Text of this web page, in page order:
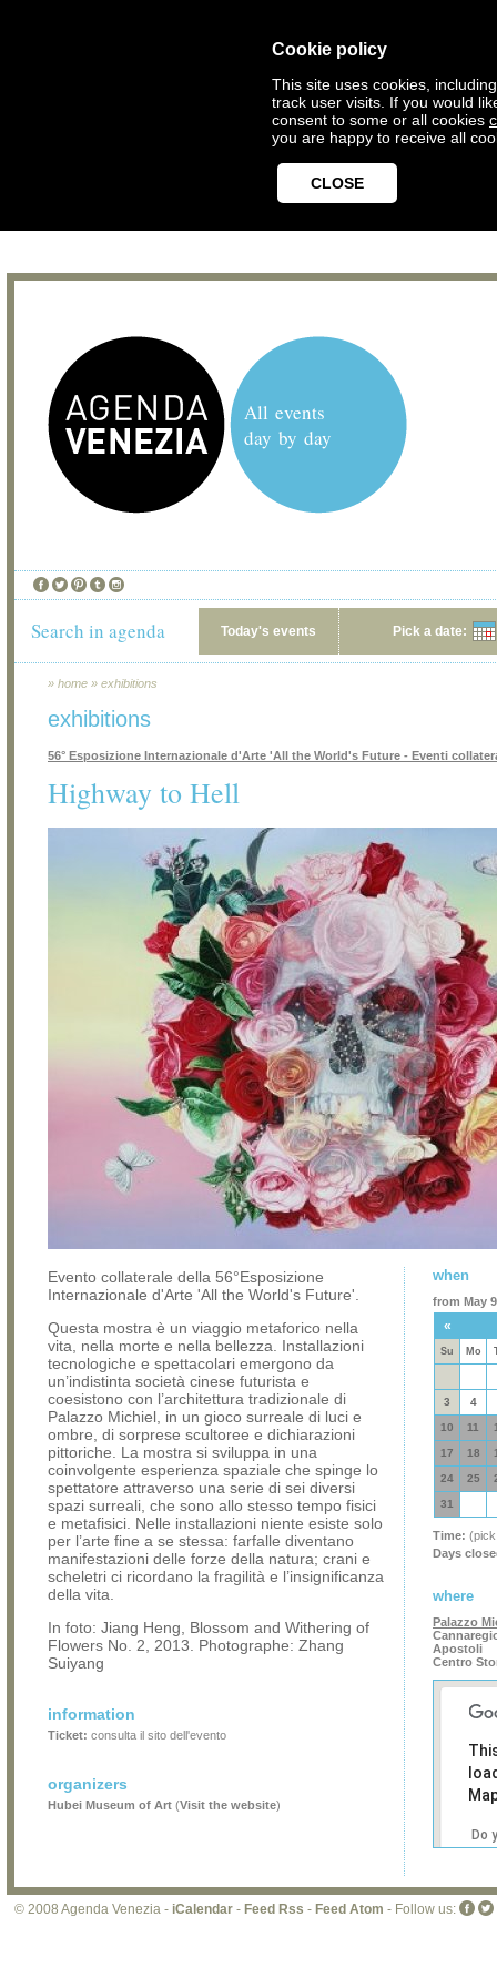
Cookie policy
This site uses cookies,
track user visits. If you would
consent to some or all cookies
you are happy to receive all
CLOSE
All events
day by day
Search in agenda Today's events Pick a date:
» home » exhibitions
exhibitions
56° Esposizione Internazionale d'Arte 'All the World's Future - Eventi
Highway to Hell
Evento collaterale della 56°Esposizione
Internazionale d'Arte 'All the World's Future'.
Questa mostra è un viaggio metaforico nella
vita, nella morte e nella bellezza. Installazioni
tecnologiche e spettacolari emergono da
un’indistinta società cinese futurista e
coesistono con l’architettura tradizionale di
Palazzo Michiel, in un gioco surreale di luci e
ombre, di sorprese scultoree e dichiarazioni
pittoriche. La mostra si sviluppa in una
coinvolgente esperienza spaziale che spinge lo
spettatore attraverso una serie di sei diversi
spazi surreali, che sono allo stesso tempo fisici
e metafisici. Nelle installazioni niente esiste solo
per l’arte fine a se stessa: farfalle diventano
manifestazioni delle forze della natura; crani e
scheletri ci ricordano la fragilità e l’insignificanza
della vita.
In foto: Jiang Heng, Blossom and Withering of
Flowers No. 2, 2013. Photographe: Zhang
Suiyang
information
Ticket: consulta il sito dell'evento
organizers
Hubei Museum of Art (Visit the website)
when
from May
«
Su Mo
3 4
10 11
17 18
24 25
31
Time:
Days
where
Palazzo
Apostoli
Centro
Do
© 2008 Agenda Venezia - iCalendar - Feed Rss - Feed Atom - Follow us: